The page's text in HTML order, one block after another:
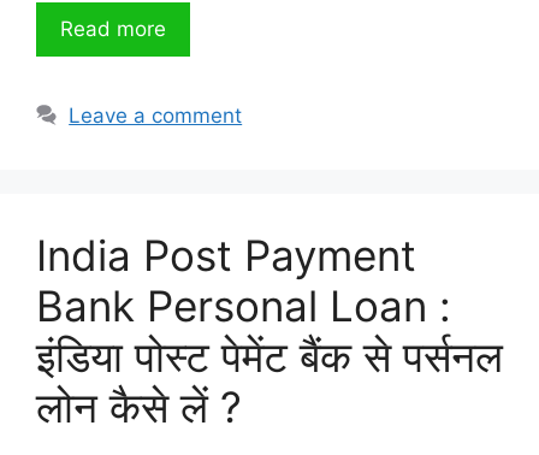
Read more
Leave a comment
India Post Payment
Bank Personal Loan :
इंडिया पोस्ट पेमेंट बैंक से पर्सनल
लोन कैसे लें ?